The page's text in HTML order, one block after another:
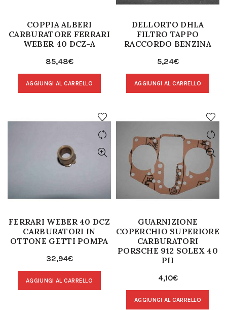
COPPIA ALBERI
CARBURATORE FERRARI
WEBER 40 DCZ-A
85,48€
AGGIUNGI AL CARRELLO
DELLORTO DHLA
FILTRO TAPPO
RACCORDO BENZINA
5,24€
AGGIUNGI AL CARRELLO
FERRARI WEBER 40 DCZ
CARBURATORI IN
OTTONE GETTI POMPA
32,94€
AGGIUNGI AL CARRELLO
GUARNIZIONE
COPERCHIO SUPERIORE
CARBURATORI
PORSCHE 912 SOLEX 40
PII
4,10€
AGGIUNGI AL CARRELLO